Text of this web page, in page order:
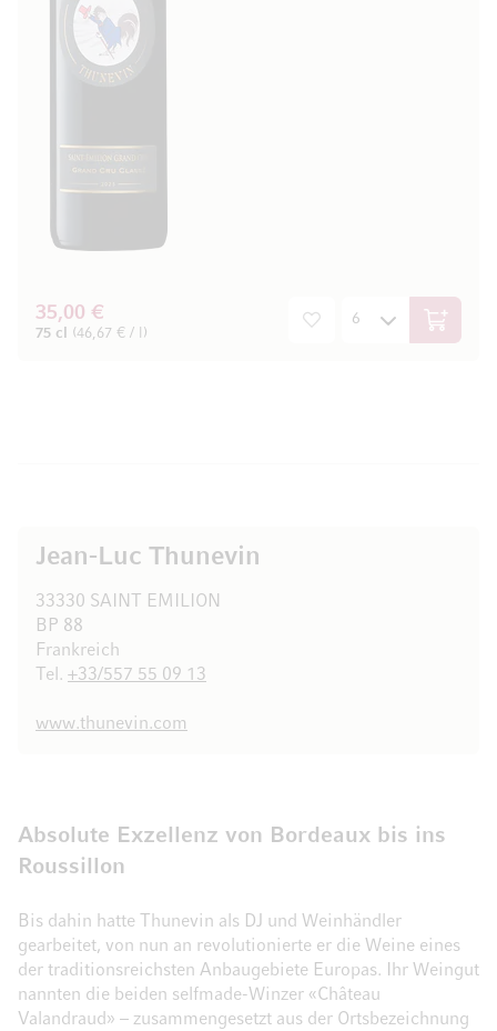
35,00 €
75 cl (46,67 € / l) In den
Jean-Luc Thunevin
33330 SAINT EMILION
BP 88
Frankreich
Tel. +33/557 55 09 13
www.thunevin.com
Absolute Exzellenz von Bordeaux bis ins
Roussillon
Bis dahin hatte Thunevin als DJ und Weinhändler
gearbeitet, von nun an revolutionierte er die Weine eines
der traditionsreichsten Anbaugebiete Europas. Ihr Weingut
nannten die beiden selfmade-Winzer «Château
Valandraud» – zusammengesetzt aus der Ortsbezeichnung